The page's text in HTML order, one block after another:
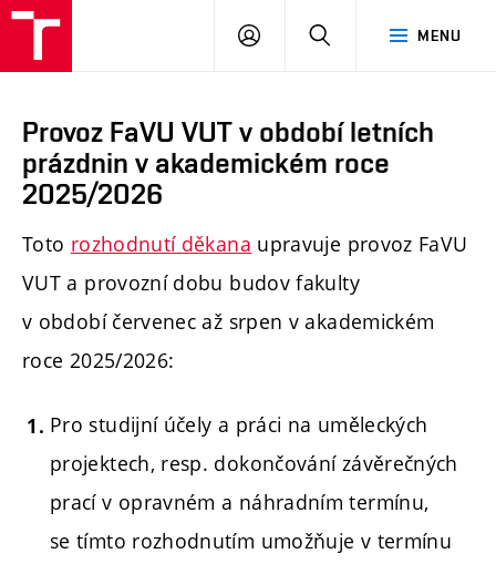
MENU
PŘIHLÁSIT
Provoz FaVU VUT v období letních
prázdnin v akademickém roce
2025/2026
Toto rozhodnutí děkana upravuje provoz FaVU
VUT a provozní dobu budov fakulty
v období červenec až srpen v akademickém
roce 2025/2026:
Pro studijní účely a práci na uměleckých
projektech, resp. dokončování závěrečných
prací v opravném a náhradním termínu,
se tímto rozhodnutím umožňuje v termínu